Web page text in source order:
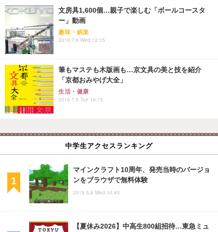
文房具1,600個…親子で楽しむ「ボールコースタ
ー」動画
趣味・娯楽
2016.7.6 Wed 12:15
筆もマステも木版画も…京文具の美と技を紹介
「京都おみやげ大全」
生活・健康
2016.7.5 Tue 16:15
中学生アクセスランキング
マインクラフト10周年、発売当時のバージョ
ンをブラウザで無料体験
2019.5.8 Wed 10:45
【夏休み2026】中高生800組招待…東急ミュ